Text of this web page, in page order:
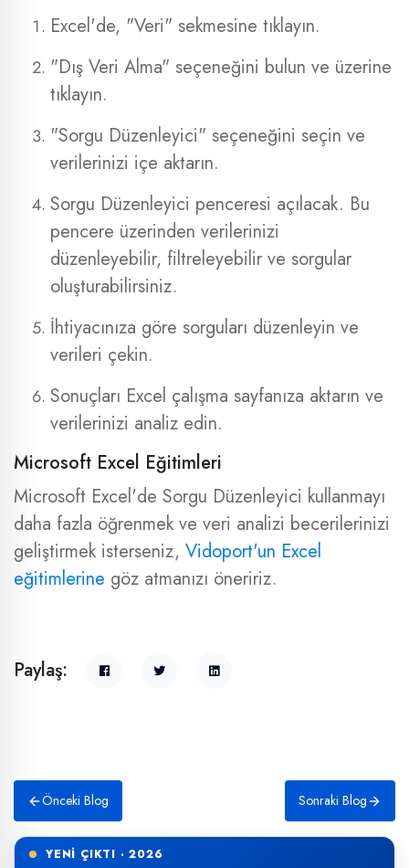
Excel'de, "Veri" sekmesine tıklayın.
"Dış Veri Alma" seçeneğini bulun ve üzerine
tıklayın.
"Sorgu Düzenleyici" seçeneğini seçin ve
verilerinizi içe aktarın.
Sorgu Düzenleyici penceresi açılacak. Bu
pencere üzerinden verilerinizi
düzenleyebilir, filtreleyebilir ve sorgular
oluşturabilirsiniz.
İhtiyacınıza göre sorguları düzenleyin ve
verileri çekin.
Sonuçları Excel çalışma sayfanıza aktarın ve
verilerinizi analiz edin.
Microsoft Excel Eğitimleri
Microsoft Excel'de Sorgu Düzenleyici kullanmayı
daha fazla öğrenmek ve veri analizi becerilerinizi
geliştirmek isterseniz, Vidoport'un Excel
eğitimlerine göz atmanızı öneririz.
Paylaş:
Önceki Blog Sonraki Blog
YENİ ÇIKTI · 2026